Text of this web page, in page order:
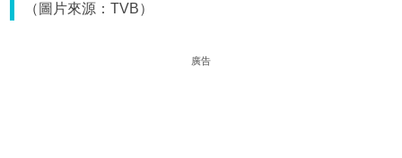
（圖片來源：TVB）
廣告